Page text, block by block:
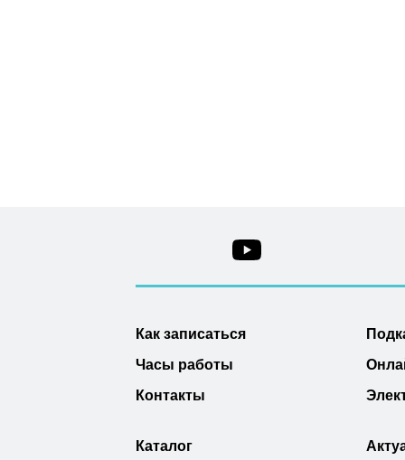
Как записаться
Часы работы
Контакты
Каталог